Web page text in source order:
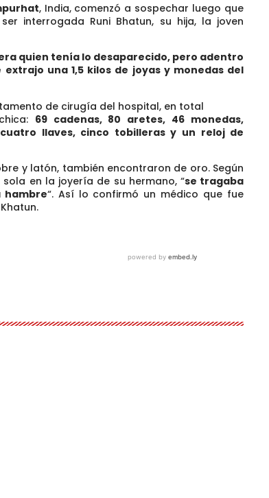
, India, comenzó a sospechar luego que
interrogada Runi Bhatun, su hija, la joven
quien tenía lo desaparecido, pero adentro
una 1,5 kilos de joyas y monedas del
de cirugía del hospital, en total
69 cadenas, 80 aretes, 46 monedas,
cuatro llaves, cinco tobilleras y un reloj de
y latón, también encontraron de oro. Según
en la joyería de su hermano, “se tragaba
hambre“. Así lo confirmó un médico que fue